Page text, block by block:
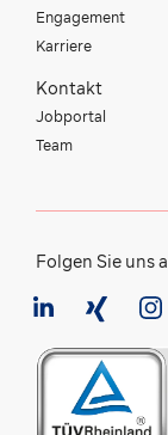
Engagement
Karriere
Kontakt
Jobportal
Team
Folgen Sie uns